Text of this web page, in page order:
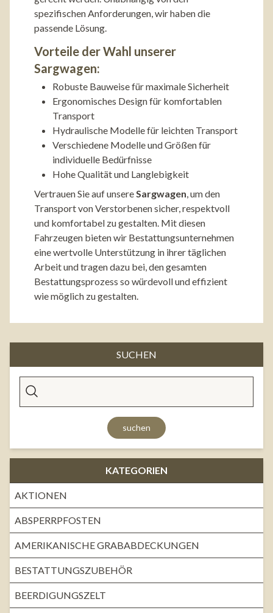
SUCHEN
suchen
KATEGORIEN
AKTIONEN
ABSPERRPFOSTEN
AMERIKANISCHE GRABABDECKUNGEN
BESTATTUNGSZUBEHÖR
BEERDIGUNGSZELT
spezifischen Anforderungen, wir haben die
passende Lösung.
Vorteile der Wahl unserer
Sargwagen:
Robuste Bauweise für maximale Sicherheit
Ergonomisches Design für komfortablen
Transport
Hydraulische Modelle für leichten Transport
Verschiedene Modelle und Größen für
individuelle Bedürfnisse
Hohe Qualität und Langlebigkeit
Vertrauen Sie auf unsereSargwagen, um den
Transport von Verstorbenen sicher, respektvoll
und komfortabel zu gestalten. Mit diesen
Fahrzeugen bieten wir Bestattungsunternehmen
eine wertvolle Unterstützung in ihrer täglichen
Arbeit und tragen dazu bei, den gesamten
Bestattungsprozess so würdevoll und effizient
wie möglich zu gestalten.